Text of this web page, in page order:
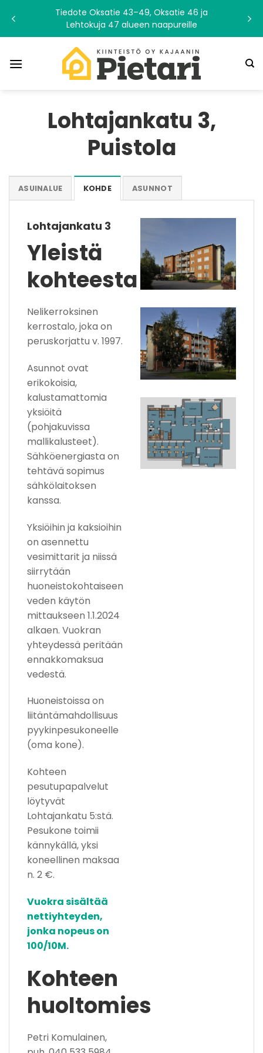
content
Tiedote Oksatie 43–49, Oksatie 46 ja
Lehtokuja 47 alueen naapureille
Lohtajankatu 3,
Puistola
ASUINALUE KOHDE ASUNNOT
Lohtajankatu 3
Yleistä
kohteesta
Nelikerroksinen
kerrostalo, joka on
peruskorjattu v. 1997.
Asunnot ovat
erikokoisia,
kalustamattomia
yksiöitä
(pohjakuvissa
mallikalusteet).
Sähköenergiasta on
tehtävä sopimus
sähkölaitoksen
kanssa.
Yksiöihin ja kaksioihin
on asennettu
vesimittarit ja niissä
siirrytään
huoneistokohtaiseen
veden käytön
mittaukseen 1.1.2024
alkaen. Vuokran
yhteydessä peritään
ennakkomaksua
vedestä.
Huoneistoissa on
liitäntämahdollisuus
pyykinpesukoneelle
(oma kone).
Kohteen
pesutupapalvelut
löytyvät
Lohtajankatu 5:stä.
Pesukone toimii
kännykällä, yksi
koneellinen maksaa
n. 2 €.
Vuokra sisältää
nettiyhteyden,
jonka nopeus on
100/10M.
Kohteen
huoltomies
Petri Komulainen,